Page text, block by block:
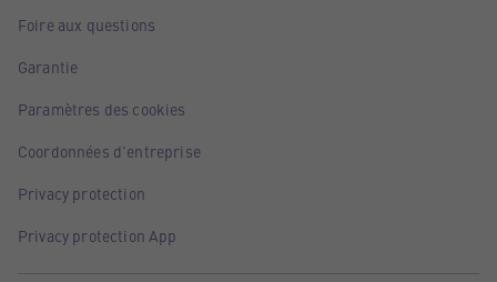
Foire aux questions
Garantie
Paramètres des cookies
Coordonnées d'entreprise
Privacy protection
Privacy protection App